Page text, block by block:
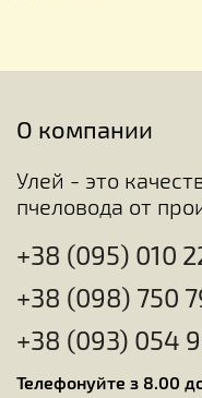
О компании
Улей - это
пчеловода от
+38 (095) 010
+38 (098) 750
+38 (093) 054
Телефонуйте з 8.00